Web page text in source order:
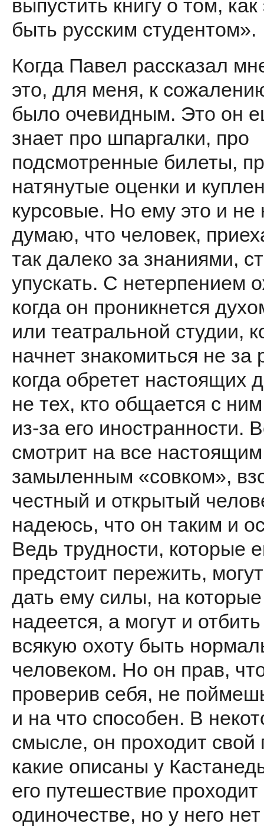
выпустить книгу о том,
быть русским студентом».
Когда Павел рассказал
это, для меня, к
было очевидным. Это он
знает про шпаргалки, про
подсмотренные билеты,
натянутые оценки и
курсовые. Но ему это и
думаю, что человек,
так далеко за знаниями,
упускать. С нетерпением
когда он проникнется
или театральной студии,
начнет знакомиться не за
когда обретет настоящих
не тех, кто общается с
из-за его иностранности.
смотрит на все
замыленным «совком»,
честный и открытый
надеюсь, что он таким и
Ведь трудности, которые
предстоит пережить,
дать ему силы, на которые
надеется, а могут и отбить
всякую охоту быть
человеком. Но он прав,
проверив себя, не
и на что способен. В
смысле, он проходит свой
какие описаны у
его путешествие проходит
одиночестве, но у него нет